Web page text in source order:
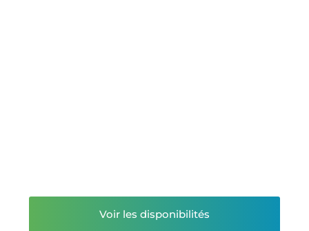
Voir les disponibilités